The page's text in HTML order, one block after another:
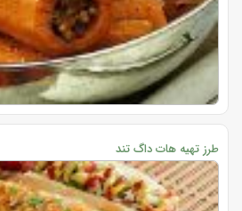
طرز تهیه هات داگ تند